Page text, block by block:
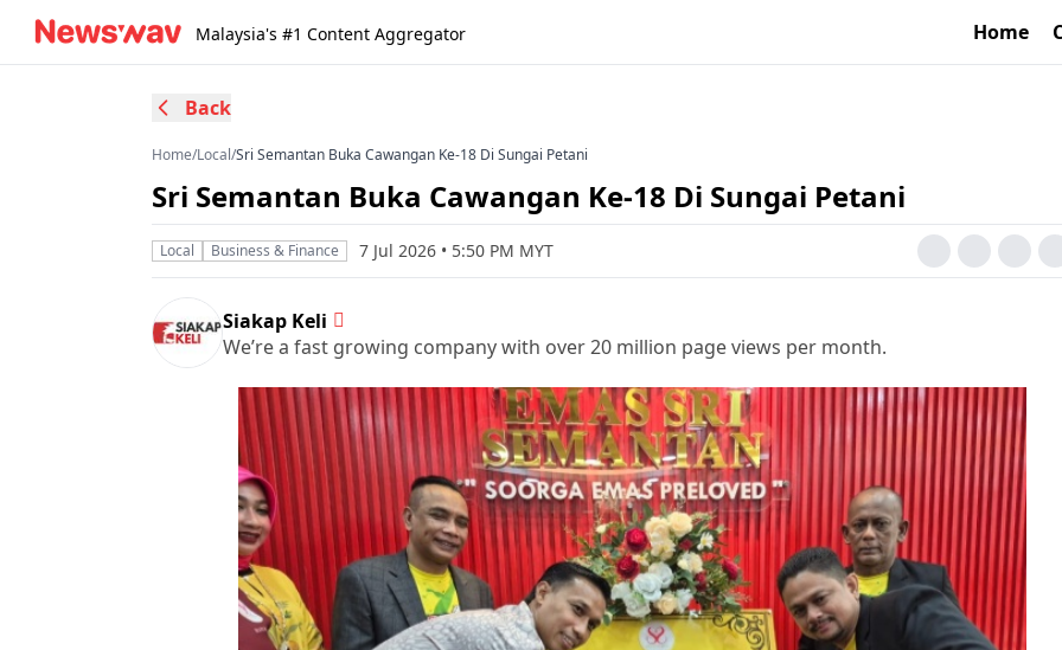
Malaysia's #1 Content Aggregator Home
Back
Home/Local/Sri Semantan Buka Cawangan Ke-18 Di Sungai Petani
Sri Semantan Buka Cawangan Ke-18 Di Sungai Petani
Local Business & Finance 7 Jul 2026 • 5:50 PM MYT
Siakap Keli
We’re a fast growing company with over 20 million page views per month.